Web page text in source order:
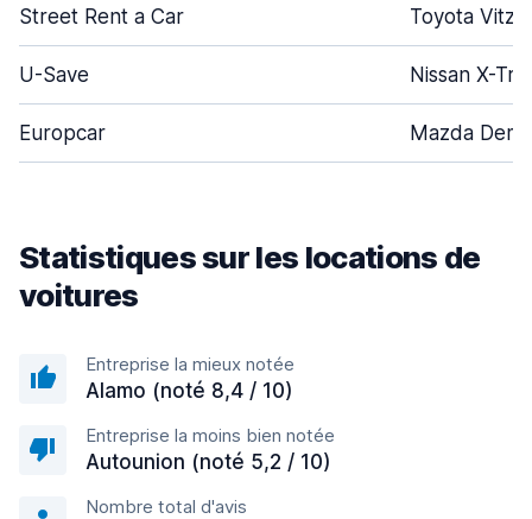
Street Rent a Car Toyota Vitz
U-Save Nissan X-
Europcar Mazda
Statistiques sur les locations de
voitures
Entreprise la mieux notée
Alamo (noté 8,4 / 10)
Entreprise la moins bien notée
Autounion (noté 5,2 / 10)
Nombre total d'avis